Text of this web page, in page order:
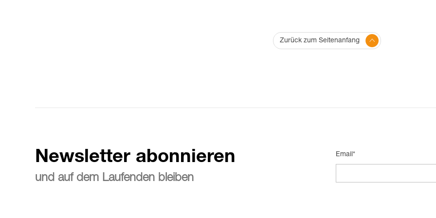
Zurück zum Seitenanfang
Newsletter abonnieren
und auf dem Laufenden bleiben
Email*